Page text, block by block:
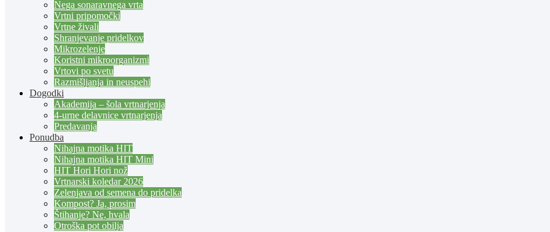
Nega sonaravnega vrta
Vrtni pripomočki
Vrtne živali
Shranjevanje pridelkov
Mikrozelenje
Koristni mikroorganizmi
Vrtovi po svetu
Razmišljanja in neuspehi
Dogodki
Akademija – šola vrtnarjenja
4-urne delavnice vrtnarjenja
Predavanja
Ponudba
Nihajna motika HIT
Nihajna motika HIT Mini
HIT Hori Hori nož
Vrtnarski koledar 2026
Zelenjava od semena do pridelka
Kompost? Ja, prosim
Štihanje? Ne, hvala
Otroška pot obilja